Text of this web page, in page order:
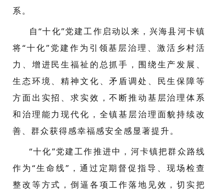
系。
自“十化”党建工作启动以来，兴海县河卡镇
将“十化”党建作为引领基层治理、激活乡村活
力、增进民生福祉的总抓手，围绕生产发展、
生态环境、精神文化、矛盾调处、民生保障等
方面出实招、求实效，不断推动基层治理体系
和治理能力现代化，全镇基层治理面貌持续改
善、群众获得感幸福感安全感显著提升。
“十化”党建工作推进中，河卡镇把群众路线
作为“生命线”，通过定期督促指导、现场检查
整改等方式，倒逼各项工作落地见效，切实把